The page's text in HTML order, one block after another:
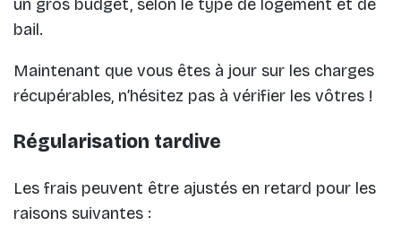
un gros budget, selon le type de logement et de
bail.
Maintenant que vous êtes à jour sur les charges
récupérables, n’hésitez pas à vérifier les vôtres !
Régularisation tardive
Les frais peuvent être ajustés en retard pour les
raisons suivantes :